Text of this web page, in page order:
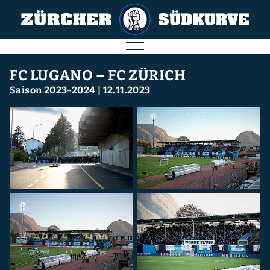
AKTUELL
SPIELE
SÜDKURVE
FC ZÜRICH
IMPRESSUM
Nächstes Spiel
09.08.2026
FC LUGANO – FC ZÜRICH
Saison 2023-2024 12.11.2023